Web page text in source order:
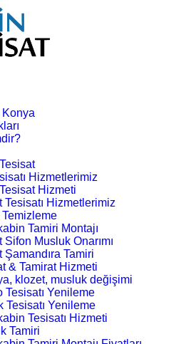
Konya
Hizmetlerimiz
Hizmeti
Tesisatı Hizmetlerimiz
Tamiri Montajı
Musluk Onarımı
Tamiri
& Tamirat Hizmeti
klozet, musluk değişimi
Tesisatı Yenileme
Tesisatı Yenileme
Tesisatı Hizmeti
Tamiri